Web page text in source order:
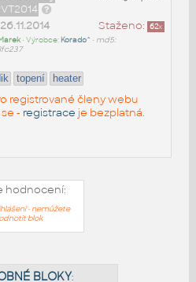
Staženo: 62x
26.11.2014
• Výrobce: Korado^ • md5:
topení heater
registrované členy webu
- registrace je bezplatná.
hodnocení:
- nemůžete
blok